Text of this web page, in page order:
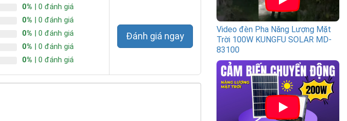
0% | 0 đánh giá
0% | 0 đánh giá
0% | 0 đánh giá
0% | 0 đánh giá
0% | 0 đánh giá
Đánh giá ngay
Video đèn Pha Năng Lượng Mặt
Trời 100W KUNGFU SOLAR MD-
83100